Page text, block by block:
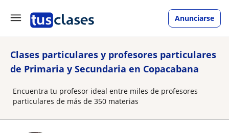
Anunciarse
Clases particulares y profesores particulares
de Primaria y Secundaria en Copacabana
Encuentra tu profesor ideal entre miles de profesores
particulares de más de 350 materias